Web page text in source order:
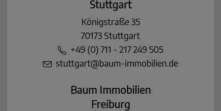
Stuttgart
Königstraße 35
70173 Stuttgart
+49 (0) 711 - 217 249 505
stuttgart@baum-immobilien.de
Baum Immobilien
Freiburg